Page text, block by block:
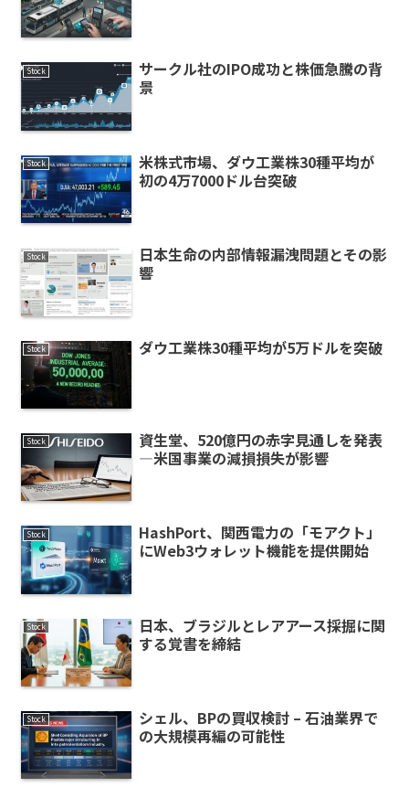
Stock
サークル社のIPO成功と株価急騰の背
景
Stock
米株式市場、ダウ工業株30種平均が
初の4万7000ドル台突破
Stock
日本生命の内部情報漏洩問題とその影
響
Stock ダウ工業株30種平均が5万ドルを突破
Stock
資生堂、520億円の赤字見通しを発表
—米国事業の減損損失が影響
Stock
HashPort、関西電力の「モアクト」
にWeb3ウォレット機能を提供開始
Stock
日本、ブラジルとレアアース採掘に関
する覚書を締結
Stock
シェル、BPの買収検討 – 石油業界で
の大規模再編の可能性